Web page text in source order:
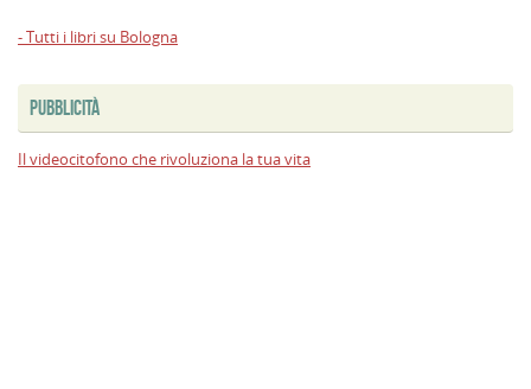
- Tutti i libri su Bologna
PUBBLICITÀ
Il videocitofono che rivoluziona la tua vita